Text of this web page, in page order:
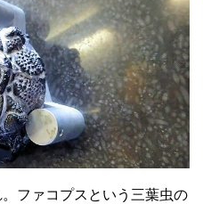
ファコプスという三葉虫の